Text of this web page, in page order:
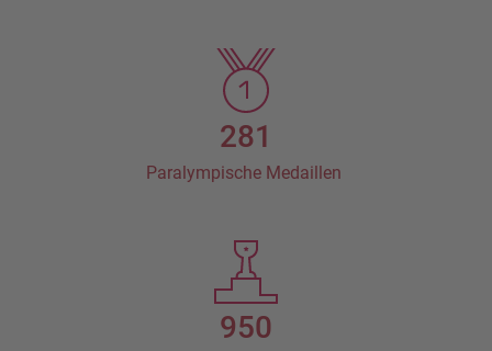
281
Paralympische Medaillen
950